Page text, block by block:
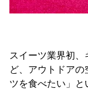
スイーツ業界初
ど、アウトドア
ツを食べたい」と